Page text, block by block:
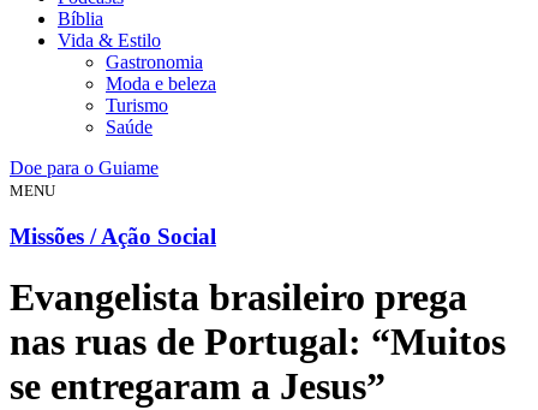
Bíblia
Vida & Estilo
Gastronomia
Moda e beleza
Turismo
Saúde
Doe para o Guiame
MENU
Missões / Ação Social
Evangelista brasileiro prega
nas ruas de Portugal: “Muitos
se entregaram a Jesus”